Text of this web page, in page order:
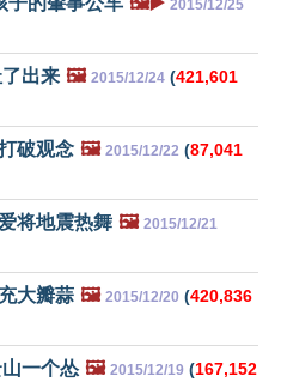
2015/12/25
出来 🖼️ 2015/12/24 (421,601
破观念 🖼️ 2015/12/22 (87,041
将地震热舞 🖼️ 2015/12/21
大瓣蒜 🖼️ 2015/12/20 (420,836
一个怂 🖼️ 2015/12/19 (167,152